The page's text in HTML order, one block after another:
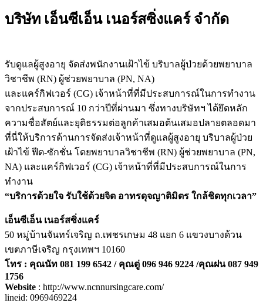
บริษัท เอ็นซีเอ็น เนอร์สซิ่งแคร์ จำกัด
รับดูแลผู้สูงอายุ จัดส่งพนักงานเฝ้าไข้ บริบาลผู้ป่วยด้วยพยาบาล
วิชาชีพ (RN) ผู้ช่วยพยาบาล (PN, NA)
และแคร์กิฟเวอร์ (CG) เจ้าหน้าที่ที่มีประสบการณ์ในการทำงาน
จากประสบการณ์ 10 กว่าปีที่ผ่านมา ซึ่งทางบริษัทฯ ได้ยึดหลัก
ความซื่อสัตย์และยุติธรรมต่อลูกค้าเสมอต้นเสมอปลายตลอดมา
ที่นี่ให้บริการด้านการจัดส่งเจ้าหน้าที่ดูแลผู้สูงอายุ บริบาลผู้ป่วย
เฝ้าไข้ ฟีต-ซักชั่น โดยพยาบาลวิชาชีพ (RN) ผู้ช่วยพยาบาล (PN,
NA) และแคร์กิฟเวอร์ (CG) เจ้าหน้าที่ที่มีประสบการณ์ในการ
ทำงาน
“บริการด้วยใจ รับใช้ด้วยจิต อาทรดุจญาติมิตร ใกล้ชิดทุกเวลา”
เอ็นซีเอ็น เนอร์สซิ่งแคร์
50 หมู่บ้านจันทร์เจริญ ถ.เพชรเกษม 48 แยก 6 แขวงบางด้วน
เขตภาษีเจริญ กรุงเทพฯ 10160
โทร : คุณนัท 081 199 6542 / คุณตู่ 096 946 9224 /คุณฝน 087 949
1756
Website : http://www.ncnnursingcare.com/
lineid: 0969469224